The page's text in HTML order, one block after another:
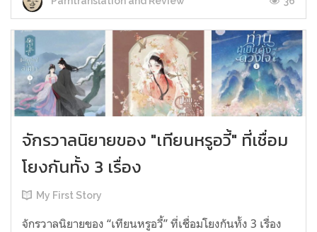
จักรวาลนิยายของ "เทียนหรูอวี้" ที่เชื่อม
โยงกันทั้ง 3 เรื่อง
My First Story
จักรวาลนิยายของ “เทียนหรูอวี้” ที่เชื่อมโยงกันทั้ง 3 เรื่อง